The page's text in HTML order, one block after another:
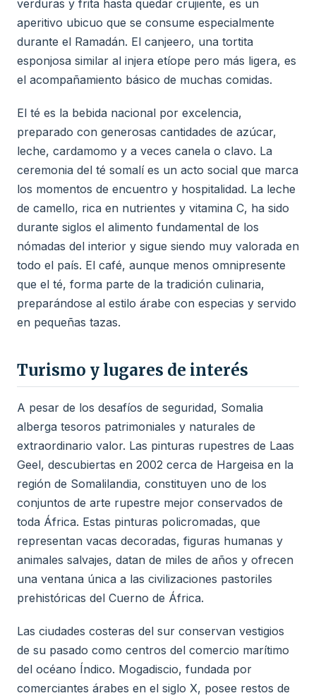
verduras y frita hasta quedar crujiente, es un
aperitivo ubicuo que se consume especialmente
durante el Ramadán. El canjeero, una tortita
esponjosa similar al injera etíope pero más ligera, es
el acompañamiento básico de muchas comidas.
El té es la bebida nacional por excelencia,
preparado con generosas cantidades de azúcar,
leche, cardamomo y a veces canela o clavo. La
ceremonia del té somalí es un acto social que marca
los momentos de encuentro y hospitalidad. La leche
de camello, rica en nutrientes y vitamina C, ha sido
durante siglos el alimento fundamental de los
nómadas del interior y sigue siendo muy valorada en
todo el país. El café, aunque menos omnipresente
que el té, forma parte de la tradición culinaria,
preparándose al estilo árabe con especias y servido
en pequeñas tazas.
Turismo y lugares de interés
A pesar de los desafíos de seguridad, Somalia
alberga tesoros patrimoniales y naturales de
extraordinario valor. Las pinturas rupestres de Laas
Geel, descubiertas en 2002 cerca de Hargeisa en la
región de Somalilandia, constituyen uno de los
conjuntos de arte rupestre mejor conservados de
toda África. Estas pinturas policromadas, que
representan vacas decoradas, figuras humanas y
animales salvajes, datan de miles de años y ofrecen
una ventana única a las civilizaciones pastoriles
prehistóricas del Cuerno de África.
Las ciudades costeras del sur conservan vestigios
de su pasado como centros del comercio marítimo
del océano Índico. Mogadiscio, fundada por
comerciantes árabes en el siglo X, posee restos de